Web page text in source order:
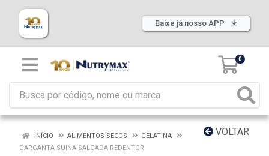
Baixe já nosso APP
0
VOLTAR
INÍCIO ALIMENTOS SECOS
GELATINA
GARGANTA SUINA SALGADA REDENTOR